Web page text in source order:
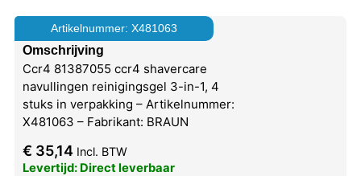
Artikelnummer: X481063
Omschrijving
Ccr4 81387055 ccr4 shavercare
navullingen reinigingsgel 3-in-1, 4
stuks in verpakking – Artikelnummer:
X481063 – Fabrikant: BRAUN
€ 35,14 Incl. BTW
Levertijd: Direct leverbaar